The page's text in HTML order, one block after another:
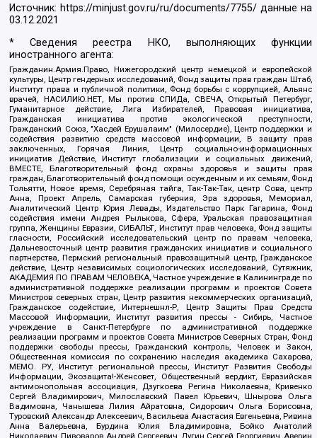
Источник: https://minjust.gov.ru/ru/documents/7755/ данные на
03.12.2021
* Сведения реестра НКО, выполняющих функции
иностранного агента:
Гражданин.Армия.Право, Нижегородский центр немецкой и европейской
культуры, Центр гендерных исследований, Фонд защиты прав граждан Штаб,
Институт права и публичной политики, Фонд борьбы с коррупцией, Альянс
врачей, НАСИЛИЮ.НЕТ, Мы против СПИДа, СВЕЧА, Открытый Петербург,
Гуманитарное действие, Лига Избирателей, Правовая инициатива,
Гражданская инициатива против экологической преступности,
Гражданский Союз, "Хасдей Ерушалаим" (Милосердие), Центр поддержки и
содействия развитию средств массовой информации, В защиту прав
заключенных, Горячая Линия, Центр социально-информационных
инициатив Действие, Институт глобализации и социальных движений,
ВМЕСТЕ, Благотворительный фонд охраны здоровья и защиты прав
граждан, Благотворительный фонд помощи осужденным и их семьям, Фонд
Тольятти, Новое время, Серебряная тайга, Так-Так-Так, центр Сова, центр
Анна, Проект Апрель, Самарская губерния, Эра здоровья, Мемориал,
Аналитический Центр Юрия Левады, Издательство Парк Гагарина, Фонд
содействия имени Андрея Рылькова, Сфера, Уральская правозащитная
группа, Женщины Евразии, СИБАЛЬТ, Институт прав человека, Фонд защиты
гласности, Российский исследовательский центр по правам человека,
Дальневосточный центр развития гражданских инициатив и социального
партнерства, Пермский региональный правозащитный центр, Гражданское
действие, Центр независимых социологических исследований, Сутяжник,
АКАДЕМИЯ ПО ПРАВАМ ЧЕЛОВЕКА, Частное учреждение в Калининграде по
административной поддержке реализации программ и проектов Совета
Министров северных стран, Центр развития некоммерческих организаций,
Гражданское содействие, Интернешнл-Р, Центр Защиты Прав Средств
Массовой Информации, Институт развития прессы - Сибирь, Частное
учреждение в Санкт-Петербурге по административной поддержке
реализации программ и проектов Совета Министров Северных Стран, Фонд
поддержки свободы прессы, Гражданский контроль, Человек и Закон,
Общественная комиссия по сохранению наследия академика Сахарова,
МЕМО. РУ, Институт региональной прессы, Институт Развития Свободы
Информации, Экозащита!-Женсовет, Общественный вердикт, Евразийская
антимонопольная ассоциация, Дзугкоева Регина Николаевна, Кривенко
Сергей Владимирович, Милославский Павел Юрьевич, Шнырова Ольга
Вадимовна, Чанышева Лилия Айратовна, Сидорович Ольга Борисовна,
Туровский Александр Алексеевич, Васильева Анастасия Евгеньевна, Ривина
Анна Валерьевна, Бурдина Юлия Владимировна, Бойко Анатолий